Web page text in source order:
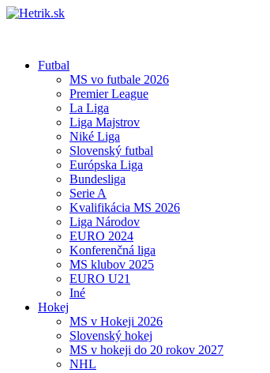
Futbal
MS vo futbale 2026
Premier League
La Liga
Liga Majstrov
Niké Liga
Slovenský futbal
Európska Liga
Bundesliga
Serie A
Kvalifikácia MS 2026
Liga Národov
EURO 2024
Konferenčná liga
MS klubov 2025
EURO U21
Iné
Hokej
MS v Hokeji 2026
Slovenský hokej
MS v hokeji do 20 rokov 2027
NHL